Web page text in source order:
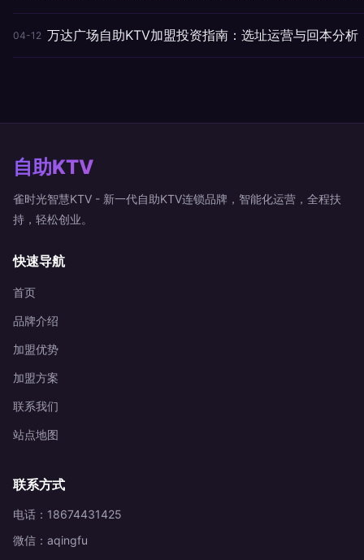
04-12 万达广场自助KTV加盟投资指南：选址运营与回本分析
自助KTV
雀时光智慧KTV - 新一代自助KTV连锁品牌，智能化运营，全程扶
持，轻松创业。
快速导航
首页
品牌介绍
加盟优势
加盟方案
联系我们
站点地图
联系方式
电话：18674431425
微信：aqingfu